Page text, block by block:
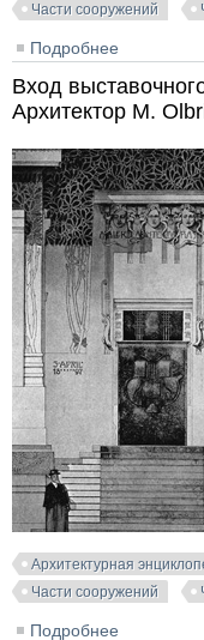
Части сооружений
Подробнее
Вход
Архитектор M.
Архитектурная
Части сооружений
Подробнее